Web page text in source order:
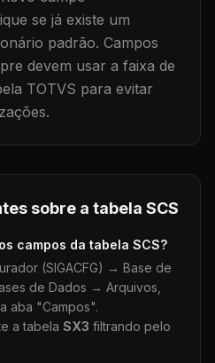
se já existe um
padrão. Campos
devem usar a faixa de
TOTVS para evitar
sobre a tabela SCS
campos da tabela SCS?
(SIGACFG) → Base de
de Dados → Arquivos,
aba "Campos".
a tabela SX3 filtrando pelo